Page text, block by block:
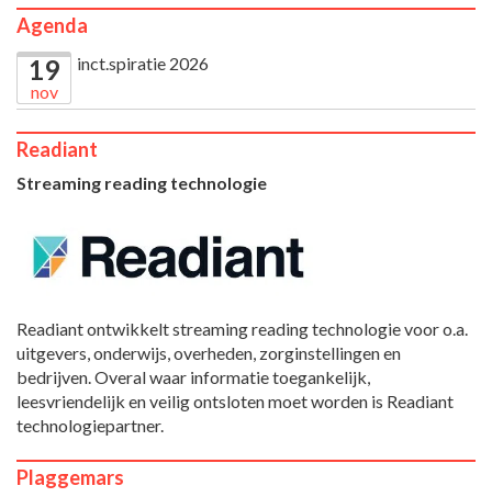
Agenda
19
nov
inct.spiratie 2026
Readiant
Streaming reading technologie
Readiant ontwikkelt streaming reading technologie voor o.a.
uitgevers, onderwijs, overheden, zorginstellingen en
bedrijven. Overal waar informatie toegankelijk,
leesvriendelijk en veilig ontsloten moet worden is Readiant
technologiepartner.
Plaggemars